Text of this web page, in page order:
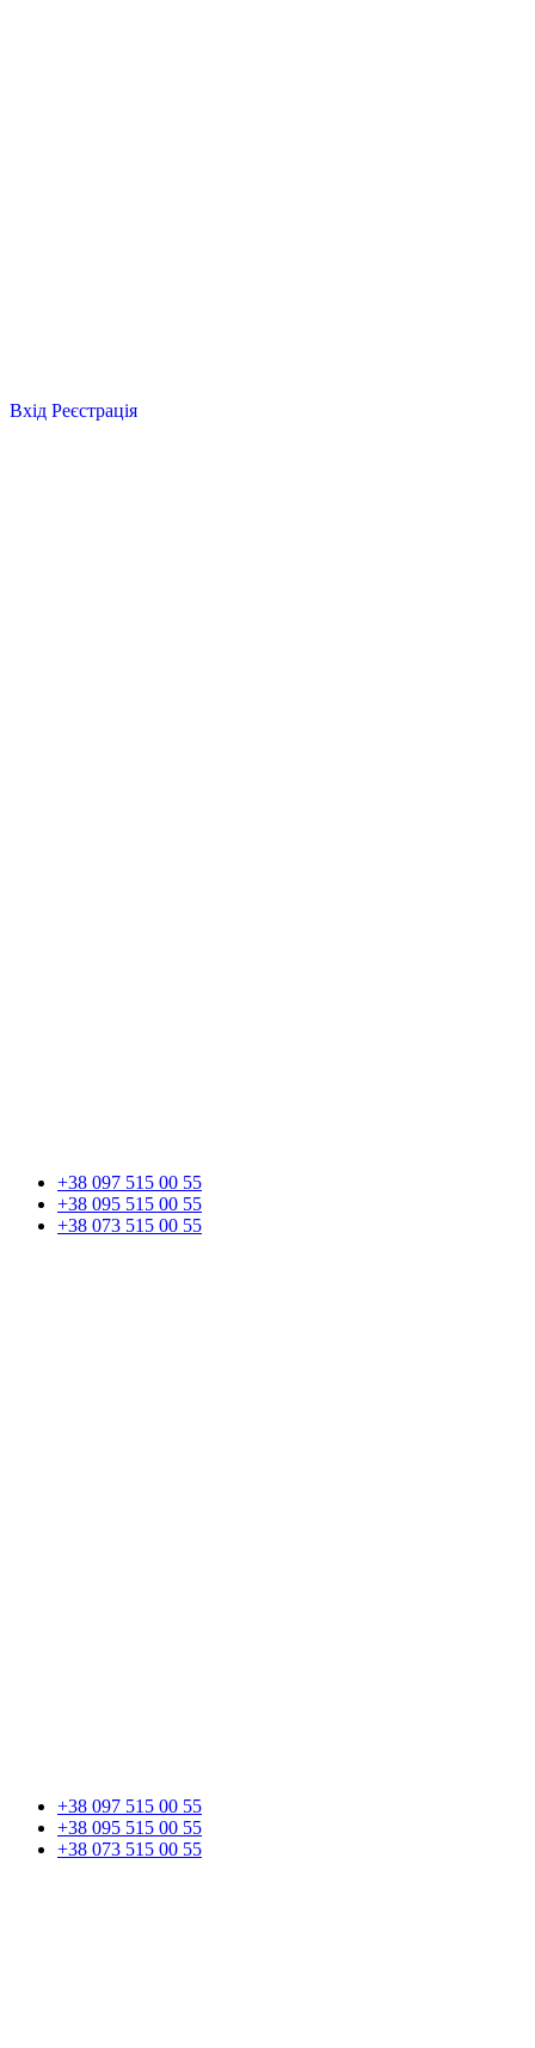
Вхід Реєстрація
+38 097 515 00 55
+38 095 515 00 55
+38 073 515 00 55
+38 097 515 00 55
+38 095 515 00 55
+38 073 515 00 55